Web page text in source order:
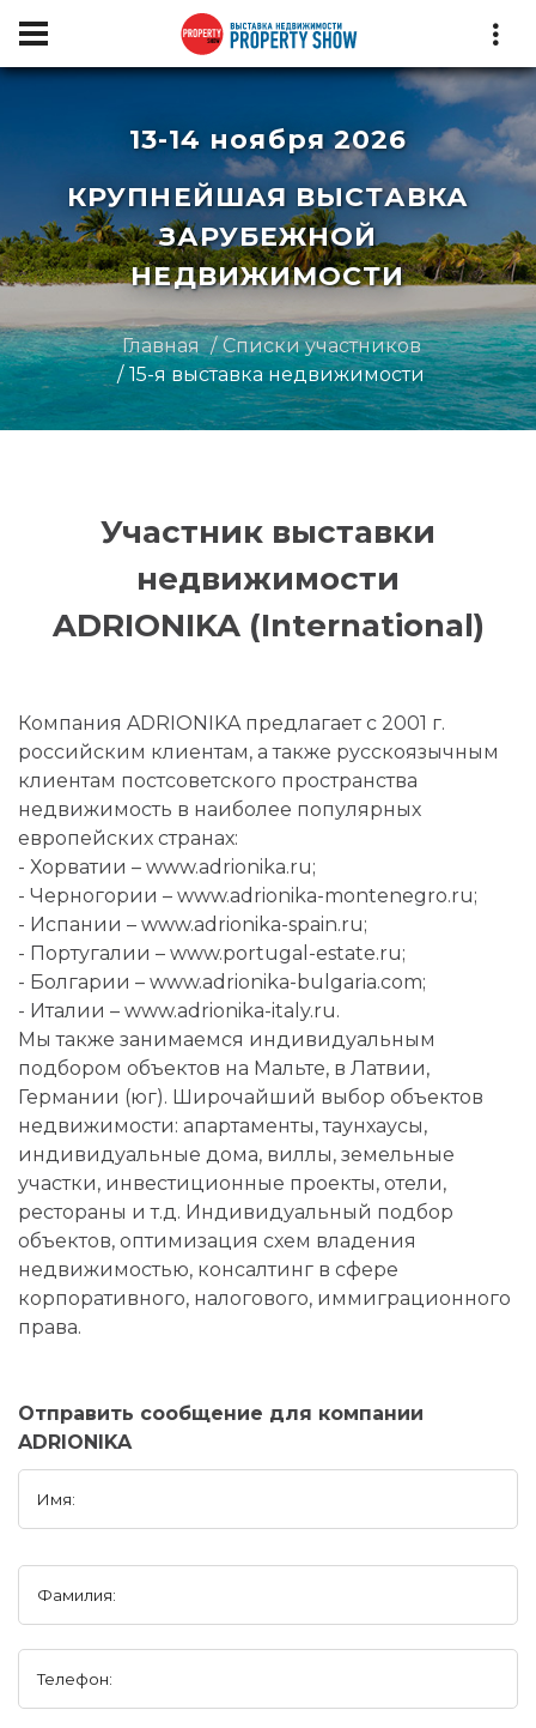
13-14 ноября 2026
КРУПНЕЙШАЯ ВЫСТАВКА
ЗАРУБЕЖНОЙ
НЕДВИЖИМОСТИ
Главная
Списки участников
15-я выставка недвижимости
Участник выставки
недвижимости
ADRIONIKA (International)
Компания ADRIONIKA предлагает с 2001 г.
российским клиентам, а также русскоязычным
клиентам постсоветского пространства
недвижимость в наиболее популярных
европейских странах:
- Хорватии – www.adrionika.ru;
- Черногории – www.adrionika-montenegro.ru;
- Испании – www.adrionika-spain.ru;
- Португалии – www.portugal-estate.ru;
- Болгарии – www.adrionika-bulgaria.com;
- Италии – www.adrionika-italy.ru.
Мы также занимаемся индивидуальным
подбором объектов на Мальте, в Латвии,
Германии (юг). Широчайший выбор объектов
недвижимости: апартаменты, таунхаусы,
индивидуальные дома, виллы, земельные
участки, инвестиционные проекты, отели,
рестораны и т.д. Индивидуальный подбор
объектов, оптимизация схем владения
недвижимостью, консалтинг в сфере
корпоративного, налогового, иммиграционного
права.
Отправить сообщение для компании
ADRIONIKA
Имя:
Фамилия:
Телефон: